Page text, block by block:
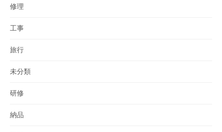
修理
工事
旅行
未分類
研修
納品